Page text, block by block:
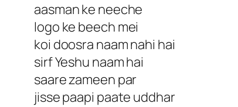
aasman ke neeche
logo ke beech mei
koi doosra naam nahi hai
sirf Yeshu naam hai
saare zameen par
jisse paapi paate uddhar